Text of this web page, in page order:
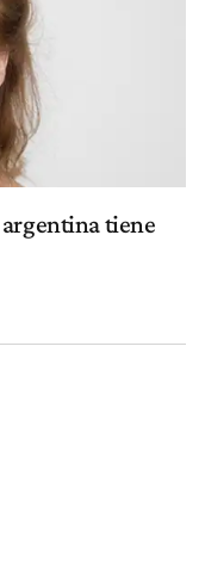
tiene